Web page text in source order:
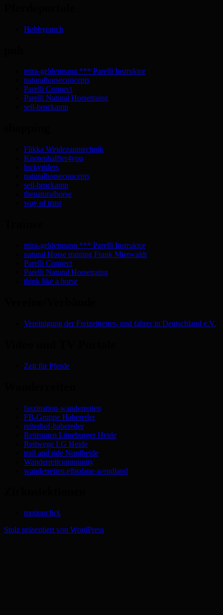
Hobbyranch
mira-geldermann *** Parelli Instruktor
naturalhorseconcepts
Parelli Connect
Parelli Natural Horsetraing
seil-brockamp
Flikka Weidezauntechnik
Knotenhalfter4you
luckyriders
naturalhorseconcepts
seil-brockamp
thenaturalhorse
way of trust
mira-geldermann *** Parelli Instruktor
natural Horse training Frank Mierwaldt
Parelli Connect
Parelli Natural Horsetraing
think like a horse
Vereinigung der Freizeitreiter- und fahrer in Deutschland e.V.
Zeit für Pferde
faszination-wanderreiten
FB-Gruppe Habereder
reiterhof-habereder
Reitrouten Lüneburger Heide
Reitwege LG Heide
trail and ride Nordheide
Wanderreitcommunity
wanderreiten.elbtalaue-wendland
motionclick
Stolz präsentiert von WordPress